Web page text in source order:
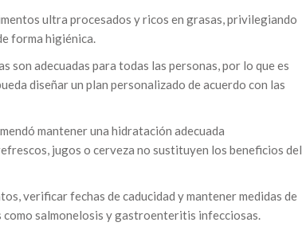
ultra procesados y ricos en grasas, privilegiando
forma higiénica.
son adecuadas para todas las personas, por lo que es
diseñar un plan personalizado de acuerdo con las
mantener una hidratación adecuada
jugos o cerveza no sustituyen los beneficios del
verificar fechas de caducidad y mantener medidas de
salmonelosis y gastroenteritis infecciosas.